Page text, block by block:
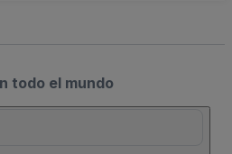
todo el mundo